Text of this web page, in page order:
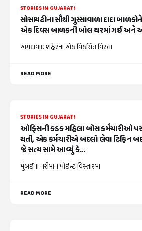
STORIES IN GUJARATI
સોસાયટીના સૌથી ગુસ્સાવાળા દાદા
એક દિવસ બાળકની બોલ ઘરમાં ગઈ અને
અમદાવાદ શહેરના એક વિકસિત વિસ્તા
READ MORE
STORIES IN GUJARATI
ઓફિસની કડક મહિલા બોસ કર્મચારીઓ
થતી, એક કર્મચારીએ બદલો લેવા ટિફિન
જે સત્ય સામે આવ્યું કે...
મુંબઈના નરીમાન પોઇન્ટ વિસ્તારમા
READ MORE